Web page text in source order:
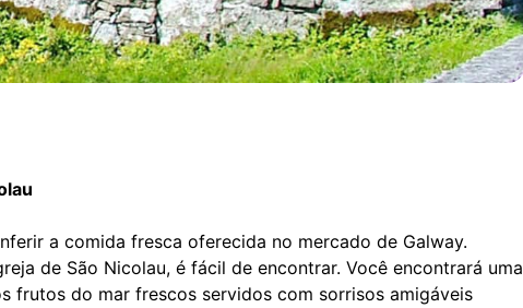
a comida fresca oferecida no mercado de Galway.
de São Nicolau, é fácil de encontrar. Você encontrará uma
frutos do mar frescos servidos com sorrisos amigáveis